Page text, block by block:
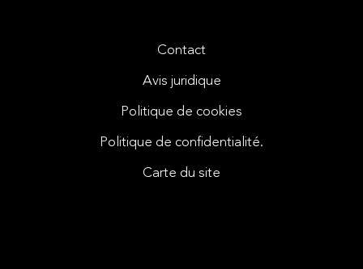
Contact
Avis juridique
Politique de cookies
Politique de confidentialité.
Carte du site